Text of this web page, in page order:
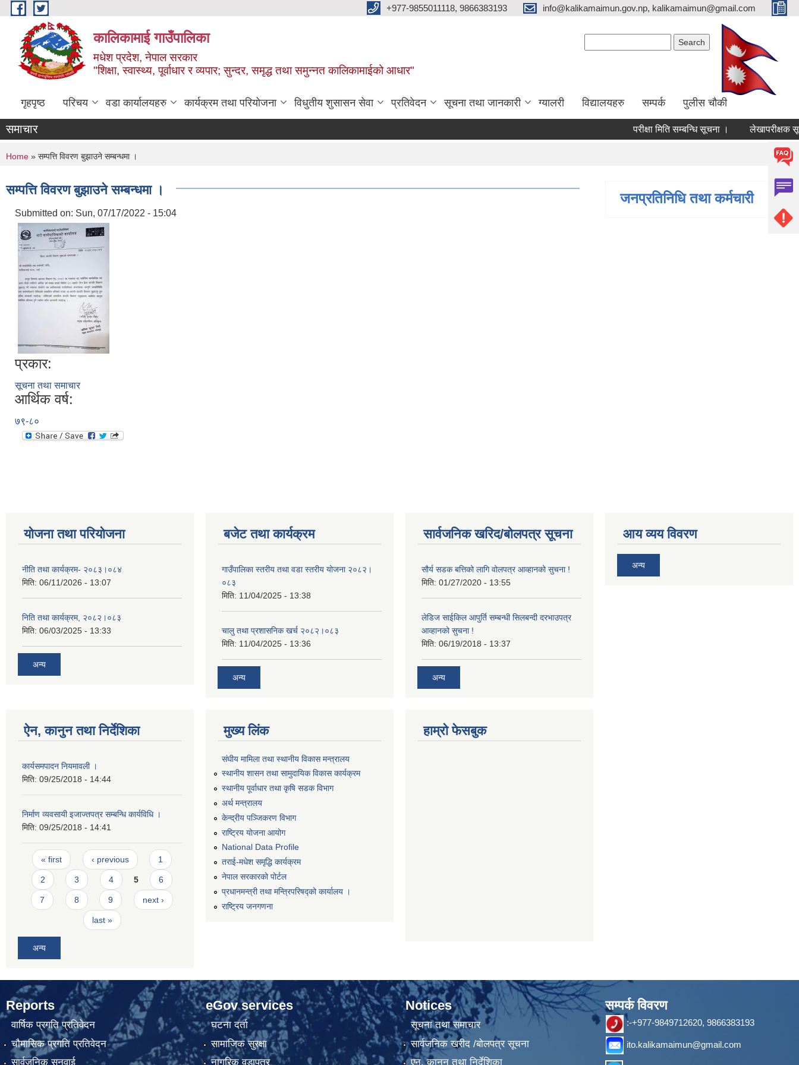
Skip to main content +977-9855011118, 9866383193 info@kalikamaimun.gov.np, kalikamaimun@gmail.com
कालिकामाई गाउँपालिका
मधेश प्रदेश, नेपाल सरकार
"शिक्षा, स्वास्थ्य, पूर्वाधार र व्यपार; सुन्दर, समृद्ध तथा समुन्नत कालिकामाईको आधार"
गृहपृष्ठ परिचय वडा कार्यालयहरु कार्यक्रम तथा परियोजना विधुतीय शुसासन सेवा प्रतिवेदन सूचना तथा जानकारी ग्यालरी विद्यालयहरु सम्पर्क पुलीस चौकी
समाचार परीक्षा मिति सम्बन्धि सूचना । लेखापरीक्षक
You are here
Home » सम्पत्ति विवरण बुझाउने सम्बन्धमा ।
सम्पत्ति विवरण बुझाउने सम्बन्धमा ।
Submitted on: Sun, 07/17/2022 - 15:04
प्रकार:
सूचना तथा समाचार
आर्थिक वर्ष:
७९-८०
जनप्रतिनिधि तथा कर्मचारी
योजना तथा परियोजना
नीति तथा कार्यक्रम- २०८३।०८४
मिति: 06/11/2026 - 13:07
निति तथा कार्यक्रम, २०८२।०८३
मिति: 06/03/2025 - 13:33
अन्य
बजेट तथा कार्यक्रम
गाउँपालिका स्तरीय तथा वडा स्तरीय योजना २०८२।
०८३
मिति: 11/04/2025 - 13:38
चालु तथा प्रशासनिक खर्च २०८२।०८३
मिति: 11/04/2025 - 13:36
अन्य
सार्वजनिक खरिद/बोलपत्र सूचना
सौर्य सडक बत्तिको लागि वोलपत्र आव्हानको सुचना !
मिति: 01/27/2020 - 13:55
लेडिज साईकिल आपुर्ति सम्बन्धी सिलबन्दी दरभाउपत्र
आव्हानको सुचना !
मिति: 06/19/2018 - 13:37
अन्य
आय व्यय विवरण
अन्य
ऐन, कानुन तथा निर्देशिका
कार्यसमपादन नियमावली ।
मिति: 09/25/2018 - 14:44
निर्माण व्यवसायी इजाज्तपत्र सम्बन्धि कार्यविधि ।
मिति: 09/25/2018 - 14:41
Pages
« first ‹ previous 1
2 3 4 5 6
7 8 9 next ›
last »
अन्य
मुख्य लिंक
संघीय मामिला तथा स्थानीय विकास मन्त्रालय
स्थानीय शासन तथा सामुदायिक विकास कार्यक्रम
स्थानीय पूर्वाधार तथा कृषि सडक विभाग
अर्थ मन्त्रालय
केन्द्रीय पञ्जिकरण विभाग
राष्ट्रिय योजना आयोग
National Data Profile
तराई-मधेश समृद्धि कार्यक्रम
नेपाल सरकारको पोर्टल
प्रधानमन्त्री तथा मन्त्रिपरिषद्को कार्यालय ।
राष्ट्रिय जनगणना
हाम्रो फेसबुक
Reports
वार्षिक प्रगति प्रतिवेदन
चौमासिक प्रगति प्रतिवेदन
सार्वजनिक सुनुवाई
eGov services
घटना दर्ता
सामाजिक सुरक्षा
नागरिक वडापत्र
Notices
सूचना तथा समाचार
सार्वजनिक खरीद /बोलपत्र सूचना
एन, कानुन तथा निर्देशिका
सम्पर्क विवरण
:-+977-9849712620, 9866383193
ito.kalikamaimun@gmail.com